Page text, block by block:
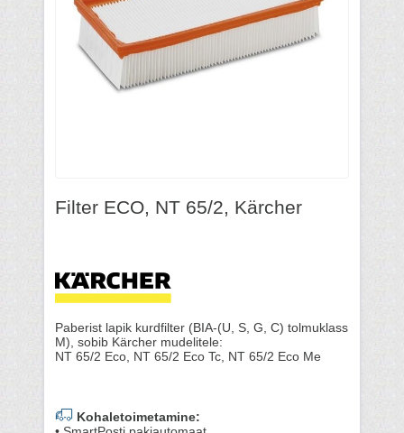
Filter ECO, NT 65/2, Kärcher
Paberist lapik kurdfilter (BIA-(U, S, G, C) tolmuklass
M), sobib Kärcher mudelitele:
NT 65/2 Eco, NT 65/2 Eco Tc, NT 65/2 Eco Me
Kohaletoimetamine: